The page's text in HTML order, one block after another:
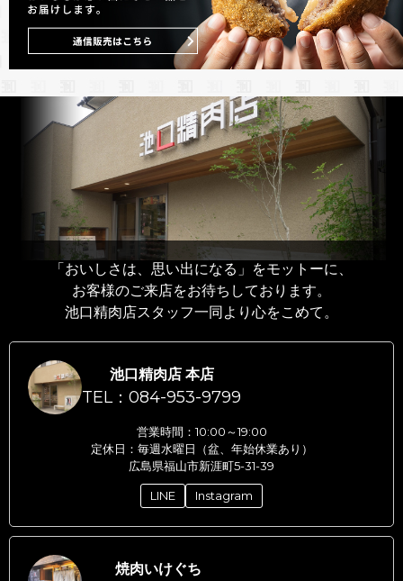
「おいしさは、思い出になる」をモットーに、
お客様のご来店をお待ちしております。
池口精肉店スタッフ一同より心をこめて。
池口精肉店 本店
TEL：084-953-9799
営業時間：10:00～19:00
定休日：毎週水曜日（盆、年始休業あり）
広島県福山市新涯町5-31-39
LINE Instagram
焼肉いけぐち